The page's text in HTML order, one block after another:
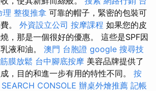
理 整復推拿 可靠的帽子，緊密的包裝可
。 外資設立公司 按摩課程 如果您的皮
，那是一個很好的優惠。 這些是SPF因
液和油。 澳門 台胞證 google 搜尋技
膜放鬆 台中腳底按摩 美容品牌提供了
，目的和進一步有用的特性不同。 按
CONSOLE 辦桌外燴推薦 記帳